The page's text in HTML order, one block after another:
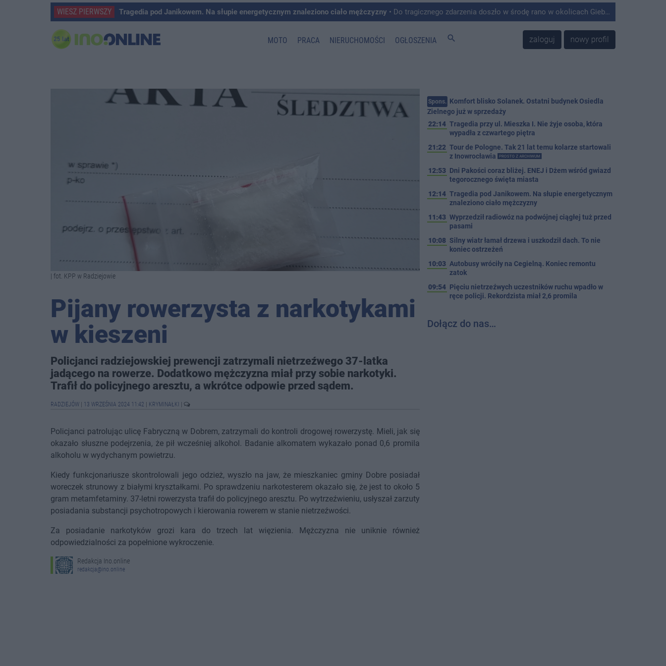
WIESZ PIERWSZY Tragedia pod Janikowem. Na słupie energetycznym znaleziono ciało mężczyzny • Do tragicznego zdarzenia doszło w środę rano w okolicach Giebni koło Janikowa. Wówczas na słupie energetycznym odnaleziono ciało mężczyzny.
MOTO PRACA NIERUCHOMOŚCI OGŁOSZENIA search zaloguj nowy profil
| fot. KPP w Radziejowie
Pijany rowerzysta z narkotykami
w kieszeni
Policjanci radziejowskiej prewencji zatrzymali nietrzeźwego 37-latka
jadącego na rowerze. Dodatkowo mężczyzna miał przy sobie narkotyki.
Trafił do policyjnego aresztu, a wkrótce odpowie przed sądem.
RADZIEJÓW 13 WRZEŚNIA 2024 11:42 KRYMINAŁKI
Policjanci patrolując ulicę Fabryczną w Dobrem, zatrzymali do kontroli drogowej rowerzystę. Mieli, jak się
okazało słuszne podejrzenia, że pił wcześniej alkohol. Badanie alkomatem wykazało ponad 0,6 promila
alkoholu w wydychanym powietrzu.
Kiedy funkcjonariusze skontrolowali jego odzież, wyszło na jaw, że mieszkaniec gminy Dobre posiadał
woreczek strunowy z białymi kryształkami. Po sprawdzeniu narkotesterem okazało się, że jest to około 5
gram metamfetaminy. 37-letni rowerzysta trafił do policyjnego aresztu. Po wytrzeźwieniu, usłyszał zarzuty
posiadania substancji psychotropowych i kierowania rowerem w stanie nietrzeźwości.
Za posiadanie narkotyków grozi kara do trzech lat więzienia. Mężczyzna nie uniknie również
odpowiedzialności za popełnione wykroczenie.
Redakcja Ino.online
redakcja@ino.online
Spons. Komfort blisko Solanek. Ostatni budynek Osiedla
Zielnego już w sprzedaży
22:14 Tragedia przy ul. Mieszka I. Nie żyje osoba, która
wypadła z czwartego piętra
21:22 Tour de Pologne. Tak 21 lat temu kolarze startowali
z Inowrocławia
PROSTO Z ARCHIWUM
12:53 Dni Pakości coraz bliżej. ENEJ i Dżem wśród gwiazd
tegorocznego święta miasta
12:14 Tragedia pod Janikowem. Na słupie energetycznym
znaleziono ciało mężczyzny
11:43 Wyprzedził radiowóz na podwójnej ciągłej tuż przed
pasami
10:08 Silny wiatr łamał drzewa i uszkodził dach. To nie
koniec ostrzeżeń
10:03 Autobusy wróciły na Cegielną. Koniec remontu
zatok
09:54 Pięciu nietrzeźwych uczestników ruchu wpadło w
ręce policji. Rekordzista miał 2,6 promila
Dołącz do nas…